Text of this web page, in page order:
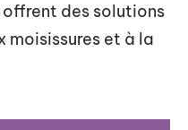
offrent des solutions
moisissures et à la